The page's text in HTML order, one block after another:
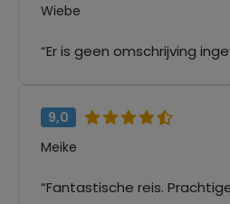
Wiebe
“Er is geen omschrijving
9,0
Meike
“Fantastische reis.